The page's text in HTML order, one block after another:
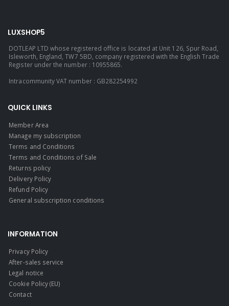
LUXSHOP5
DOTLEAP LTD whose registered office is located at Unit 126, Spur Road,
Isleworth, England, TW7 5BD, company registered with the English Trade
Register under the number : 10955865.
Intracommunity VAT number : GB282254992
QUICK LINKS
Member Area
Manage my subscription
Terms and Conditions
Terms and Conditions of Sale
Returns policy
Delivery Policy
Refund Policy
General subscription conditions
INFORMATION
Privacy Policy
After-sales service
Legal notice
Cookie Policy (EU)
Contact